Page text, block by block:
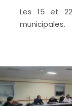
Les 15 et
municipales.